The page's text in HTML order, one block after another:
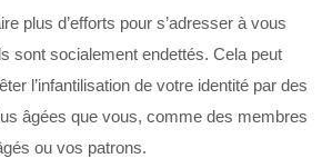
plus d’efforts pour s’adresser à vous
sont socialement endettés. Cela peut
l’infantilisation de votre identité par des
âgées que vous, comme des membres
ou vos patrons.